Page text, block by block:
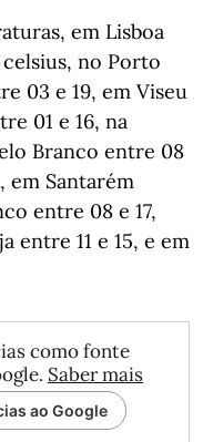
em Lisboa
no Porto
03 e 19, em Viseu
01 e 16, na
Branco entre 08
em Santarém
entre 08 e 17,
entre 11 e 15, e em
como fonte
Saber mais
ao Google